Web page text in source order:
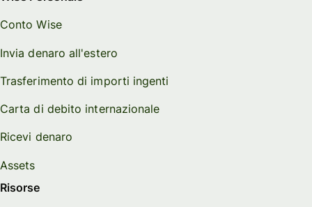
Conto Wise
Invia denaro all'estero
Trasferimento di importi ingenti
Carta di debito internazionale
Ricevi denaro
Assets
Risorse